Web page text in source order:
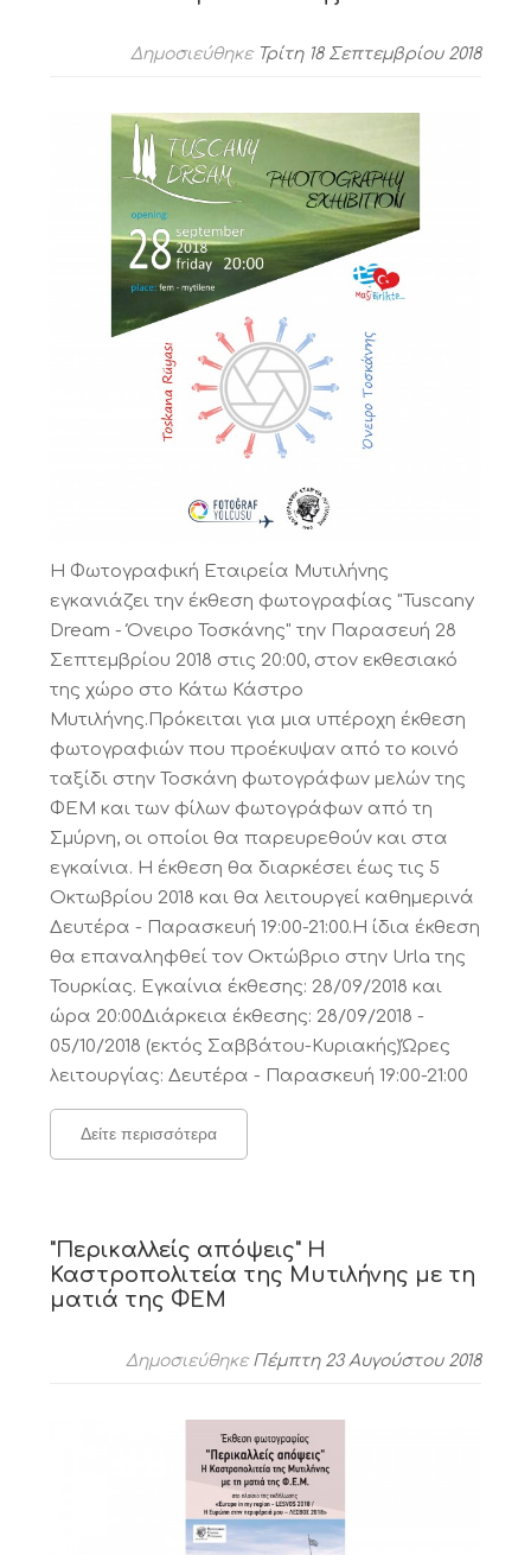
Δημοσιεύθηκε Τρίτη 18 Σεπτεμβρίου 2018
Η Φωτογραφική Εταιρεία Μυτιλήνης
εγκανιάζει την έκθεση φωτογραφίας "Tuscany
Dream - Όνειρο Τοσκάνης" την Παρασευή 28
Σεπτεμβρίου 2018 στις 20:00, στον εκθεσιακό
της χώρο στο Κάτω Κάστρο
Μυτιλήνης.Πρόκειται για μια υπέροχη έκθεση
φωτογραφιών που προέκυψαν από το κοινό
ταξίδι στην Τοσκάνη φωτογράφων μελών της
ΦΕΜ και των φίλων φωτογράφων από τη
Σμύρνη, οι οποίοι θα παρευρεθούν και στα
εγκαίνια. Η έκθεση θα διαρκέσει έως τις 5
Οκτωβρίου 2018 και θα λειτουργεί καθημερινά
Δευτέρα - Παρασκευή 19:00-21:00.Η ίδια έκθεση
θα επαναληφθεί τον Οκτώβριο στην Urla της
Τουρκίας. Εγκαίνια έκθεσης: 28/09/2018 και
ώρα 20:00Διάρκεια έκθεσης: 28/09/2018 -
05/10/2018 (εκτός Σαββάτου-Κυριακής)Ώρες
λειτουργίας: Δευτέρα - Παρασκευή 19:00-21:00
Δείτε περισσότερα
"Περικαλλείς απόψεις" Η
Καστροπολιτεία της Μυτιλήνης με τη
ματιά της ΦΕΜ
Δημοσιεύθηκε Πέμπτη 23 Αυγούστου 2018